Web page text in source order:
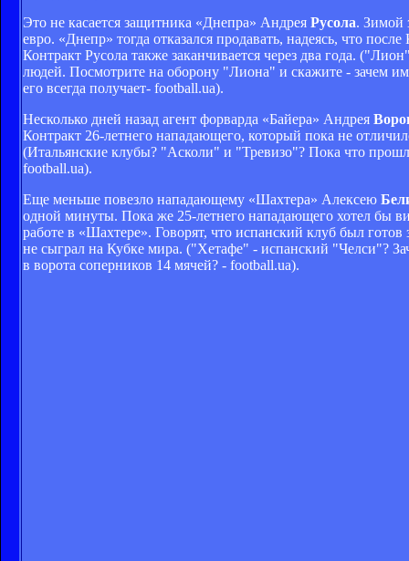
Это не касается защитника «Днепра» Андрея Русола. Зимой
евро. «Днепр» тогда отказался продавать, надеясь, что
Контракт Русола также заканчивается через два года.
людей. Посмотрите на оборону "Лиона" и скажите - зачем
его всегда получает- football.ua).
Несколько дней назад агент форварда «Байера» Андрея
Контракт 26-летнего нападающего, который пока не
(Итальянские клубы? "Асколи" и "Тревизо"? Пока что
football.ua).
Еще меньше повезло нападающему «Шахтера» Алексею
одной минуты. Пока же 25-летнего нападающего хотел бы
работе в «Шахтере». Говорят, что испанский клуб был
не сыграл на Кубке мира. ("Хетафе" - испанский "Челси"?
в ворота соперников 14 мячей? - football.ua).